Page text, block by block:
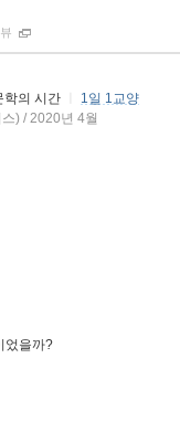
학의 시간
1일 1교양
) / 2020년 4월
었을까?